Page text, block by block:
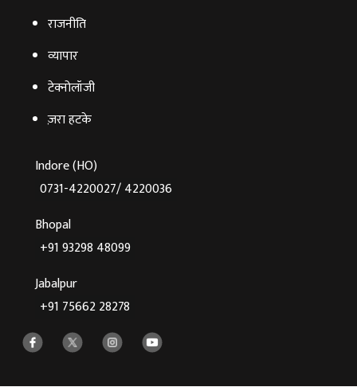
राजनीति
व्‍यापार
टेक्‍नोलॉजी
ज़रा हटके
Indore (HO)
0731-4220027/ 4220036
Bhopal
+91 93298 48099
Jabalpur
+91 75662 28278